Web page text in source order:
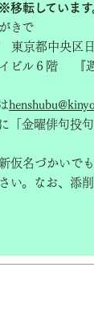
※移転しています
きで
東京都中央区
イビル６階 『
「金曜俳句投
新仮名づかいで
い。なお、添